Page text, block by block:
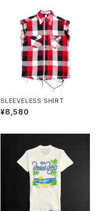
SLEEVELESS SHIRT
¥8,580